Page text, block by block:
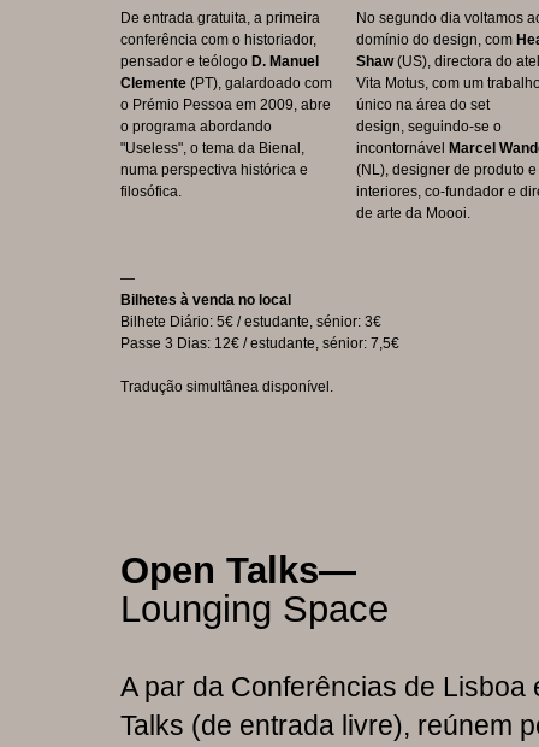
De entrada gratuita, a primeira
conferência com o historiador,
pensador e teólogo D. Manuel
Clemente (PT), galardoado com
o Prémio Pessoa em 2009, abre
o programa abordando
"Useless", o tema da Bienal,
numa perspectiva histórica e
filosófica.
No segundo dia voltamos
domínio do design, com
Shaw(US), directora do
Vita Motus, com um
único na área do set
design, seguindo-se o
incontornável
Marcel
(NL), designer de produto e
interiores, co-fundador e
de arte da Moooi.
—
Bilhetes à venda no local
Bilhete Diário: 5€ / estudante, sénior: 3€
Passe 3 Dias: 12€ / estudante, sénior: 7,5€
Tradução simultânea disponível.
Open Talks—
Lounging Space
A par da Conferências de
Talks (de entrada livre), reúnem